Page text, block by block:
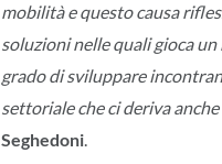
mobilità e questo causa
soluzioni nelle quali gioca
grado di sviluppare
settoriale che ci deriva
Seghedoni.